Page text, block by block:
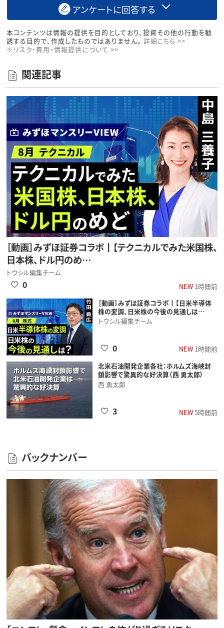
アンケートに回答する
本コンテンツは情報の提供を目的としており、投資その他の行動を勧
誘する目的で、作成したものではありません。 詳細こちら >>
※リスク・費用・情報提供について >>
関連記事
［動画］みずほ証券コラボ┃【テクニカルでみた米国株、
日本株、ドル円のめ…
トウシル編集チーム
NEW1時間前
0
［動画］みずほ証券コラボ┃【日米半導体
株の変調、日米株の今後の見通しは…
トウシル編集チーム
NEW1時間前
0
北米石油開発企業各社：ホルムズ海峡封
鎖影響で驚異的な好決算（西 勇太郎）
西 勇太郎
NEW5時間前
3
バックナンバー